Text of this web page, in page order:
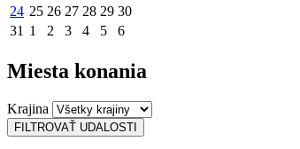
24 25 26 27 28 29 30
31 1 2 3 4 5 6
Miesta konania
Krajina